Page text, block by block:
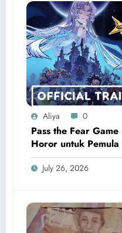
Aliya 0
Pass the Fear
Horor untuk Pemula
July 26, 2026